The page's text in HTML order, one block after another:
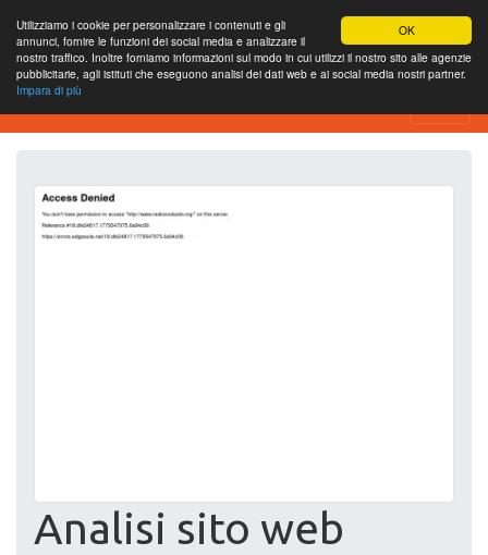
OK
Utilizziamo i cookie per personalizzare i contenuti e gli
annunci, fornire le funzioni dei social media e analizzare il
nostro traffico. Inoltre forniamo informazioni sul modo in cui utilizzi il nostro sito alle agenzie
pubblicitarie, agli istituti che eseguono analisi dei dati web e ai social media nostri partner.
Impara di più
Strumento di analisi del sito web
Analisi sito web